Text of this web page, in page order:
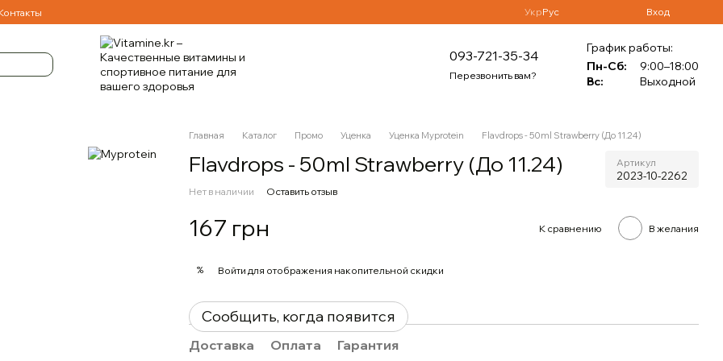
УкрРус Вход
093-721-35-34
Перезвонить вам?
График работы:
Пн-Сб:
9:00–18:00
Вс:
Выходной
Главная Каталог Промо Уценка Уценка Myprotein Flavdrops - 50ml Strawberry (До 11.24)
Flavdrops - 50ml Strawberry (До 11.24) Артикул
2023-10-2262
Нет в наличии Оставить отзыв
167 грн К сравнению В желания
% Войти для отображения накопительной скидки
Сообщить, когда появится
Доставка Оплата Гарантия